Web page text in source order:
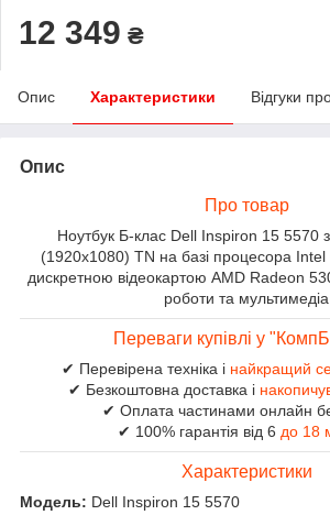
12 349 ₴
Опис Характеристики Відгуки
Опис
Про товар
Ноутбук Б-клас Dell Inspiron 15 5570
(1920x1080) TN на базі процесора
дискретною відеокартою AMD Radeon
роботи та мультимедіа
Переваги купівлі у
✔ Перевірена техніка і найкращий
✔ Безкоштовна доставка і
✔ Оплата частинами онлайн
✔ 100% гарантія від 6 до 18
Характеристики
Модель: Dell Inspiron 15 5570